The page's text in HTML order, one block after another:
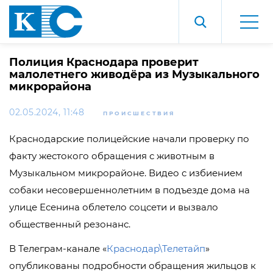
Полиция Краснодара проверит
малолетнего живодёра из Музыкального
микрорайона
02.05.2024, 11:48 ПРОИСШЕСТВИЯ
Краснодарские полицейские начали проверку по
факту жестокого обращения с животным в
Музыкальном микрорайоне. Видео с избиением
собаки несовершеннолетним в подъезде дома на
улице Есенина облетело соцсети и вызвало
общественный резонанс.
В Телеграм-канале «Краснодар\Телетайп»
опубликованы подробности обращения жильцов к